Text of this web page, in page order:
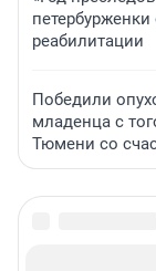
реабилитации
Победили
младенца с
Тюмени со